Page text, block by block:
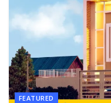
FEATURED